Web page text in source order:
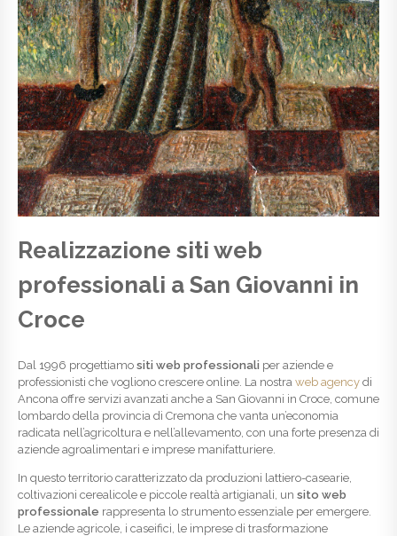
Realizzazione siti web
professionali a San Giovanni in
Croce
Dal 1996 progettiamo siti web professionali per aziende e
professionisti che vogliono crescere online. La nostra web agency di
Ancona offre servizi avanzati anche a San Giovanni in Croce, comune
lombardo della provincia di Cremona che vanta un’economia
radicata nell’agricoltura e nell’allevamento, con una forte presenza di
aziende agroalimentari e imprese manifatturiere.
In questo territorio caratterizzato da produzioni lattiero-casearie,
coltivazioni cerealicole e piccole realtà artigianali, un sito web
professionale rappresenta lo strumento essenziale per emergere.
Le aziende agricole, i caseifici, le imprese di trasformazione